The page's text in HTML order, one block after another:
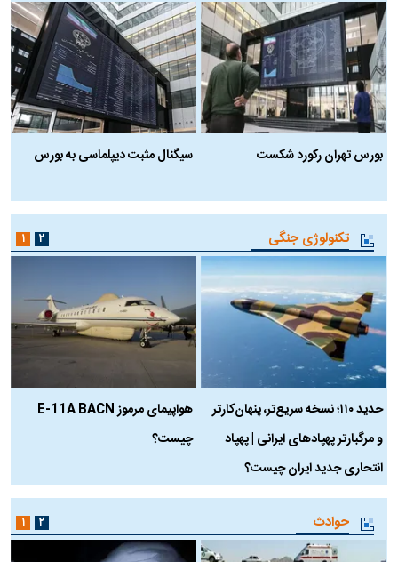
بورس تهران رکورد شکست
سیگنال مثبت دیپلماسی به بورس
تکنولوژی جنگی
حدید ۱۱۰؛ نسخه سریع‌تر، پنهان‌کارتر
و مرگبارتر پهپادهای ایرانی | پهپاد
انتحاری جدید ایران چیست؟
هواپیمای مرموز E-11A BACN
چیست؟
۱ ۲
حوادث ۱ ۲